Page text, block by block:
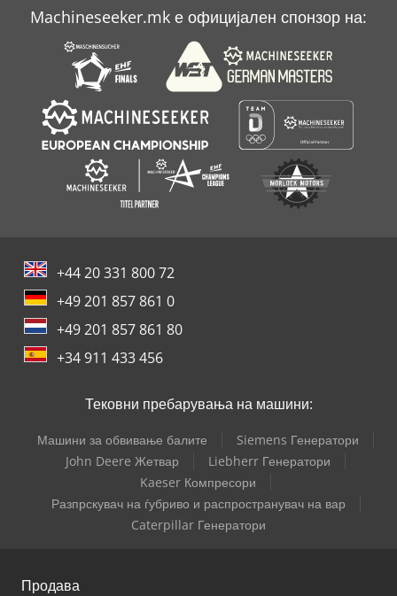
Machineseeker.mk е официјален спонзор на:
+44 20 331 800 72
+49 201 857 861 0
+49 201 857 861 80
+34 911 433 456
Тековни пребарувања на машини:
Машини за обвивање балите
Siemens Генератори
John Deere Жетвар
Liebherr Генератори
Kaeser Компресори
Разпрскувач на ѓубриво и распространувач на вар
Caterpillar Генератори
Продава